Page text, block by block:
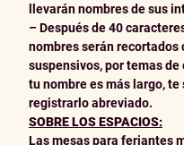
llevarán nombres de sus
– Después de 40
nombres serán recortados
suspensivos, por temas de
tu nombre es más largo, te
registrarlo abreviado.
SOBRE LOS ESPACIOS:
Las mesas para feriantes